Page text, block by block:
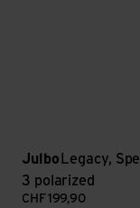
Julbo Legacy,
3 polarized
CHF 199,90